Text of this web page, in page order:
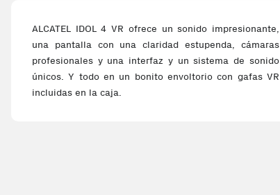
ALCATEL IDOL 4 VR ofrece un sonido impresionante,
una pantalla con una claridad estupenda, cámaras
profesionales y una interfaz y un sistema de sonido
únicos. Y todo en un bonito envoltorio con gafas VR
incluidas en la caja.